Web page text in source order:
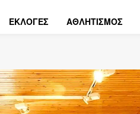
ΕΚΛΟΓΕΣ ΑΘΛΗΤΙΣΜΟΣ